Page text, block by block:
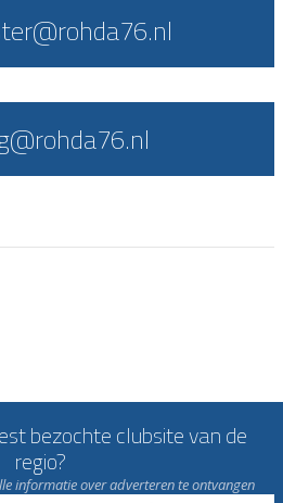
bezochte clubsite van de
regio?
informatie over adverteren te ontvangen